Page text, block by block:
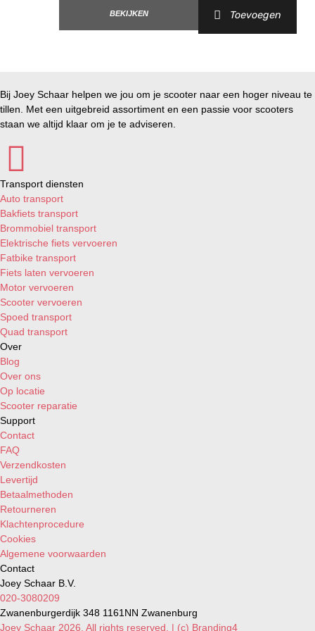
Vespa LXV 25km/h AIR 4T 2V E2 '12-'13
Vespa Primavera 25km/h AIR 4T 2V E2 '14-'17
BEKIJKEN Toevoegen
Bij Joey Schaar helpen we jou om je scooter naar een hoger niveau te
tillen. Met een uitgebreid assortiment en een passie voor scooters
staan we altijd klaar om je te adviseren.
Transport diensten
Auto transport
Bakfiets transport
Brommobiel transport
Elektrische fiets vervoeren
Fatbike transport
Fiets laten vervoeren
Motor vervoeren
Scooter vervoeren
Spoed transport
Quad transport
Over
Blog
Over ons
Op locatie
Scooter reparatie
Support
Contact
FAQ
Verzendkosten
Levertijd
Betaalmethoden
Retourneren
Klachtenprocedure
Cookies
Algemene voorwaarden
Contact
Joey Schaar B.V.
020-3080209
Zwanenburgerdijk 348 1161NN Zwanenburg
Joey Schaar 2026. All rights reserved. | (c) Branding4